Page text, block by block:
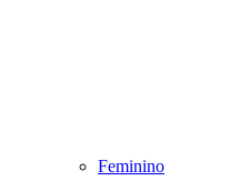
Feminino